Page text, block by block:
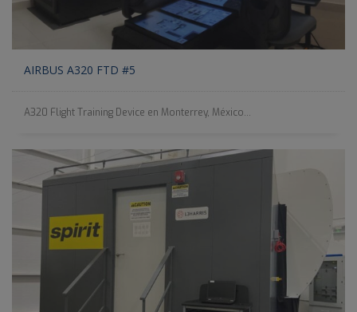
AIRBUS A320 FTD #5
A320 Flight Training Device en Monterrey, México...